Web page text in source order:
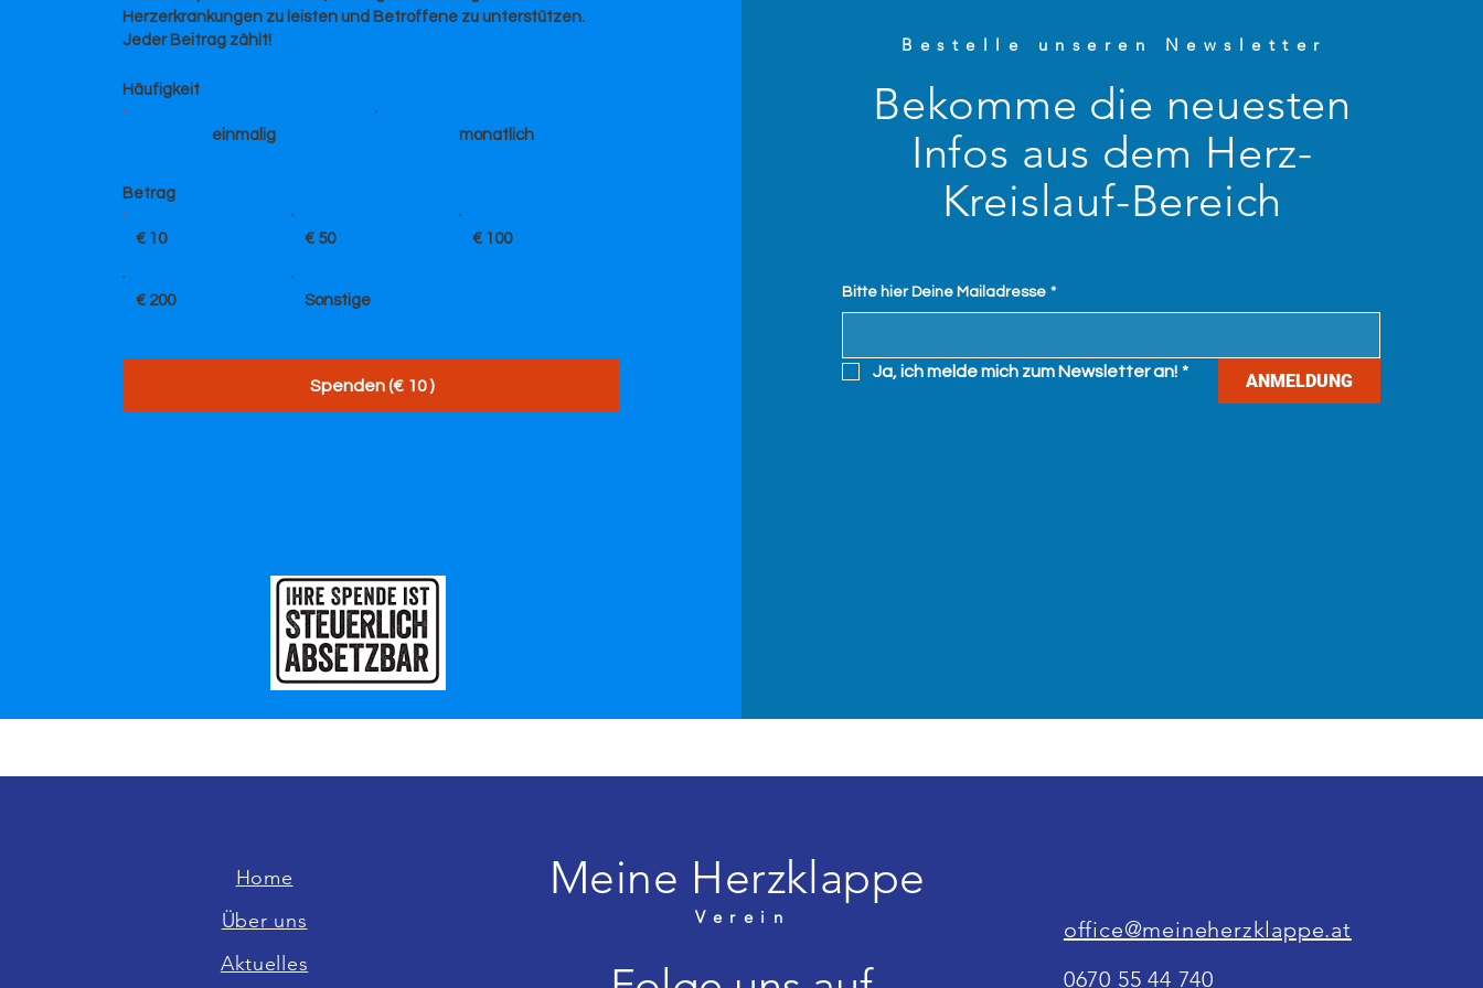
Herzerkrankungen zu leisten und Betroffene zu unterstützen.
Jeder Beitrag zählt!
Häufigkeit
einmalig monatlich
Betrag
€ 10 € 50 € 100
€ 200 Sonstige
Spenden (€ 10 )
Bestelle unseren Newsletter
Bekomme die neuesten
Infos aus dem Herz-
Kreislauf-Bereich
Bitte hier Deine Mailadresse *
Ja, ich melde mich zum Newsletter an! * ANMELDUNG
Home
Über uns
Aktuelles
Meine Herzklappe
Verein
office@meineherzklappe.at
0670 55 44 740